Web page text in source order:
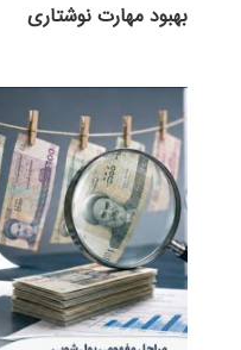
بهبود مهارت نوشتاری